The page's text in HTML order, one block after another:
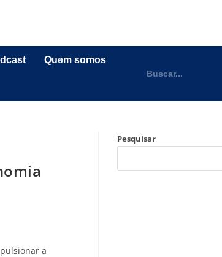
Quem somos
a
Pesquisar